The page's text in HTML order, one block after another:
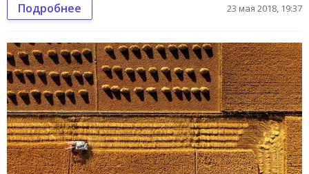
Подробнее 23 мая 2018, 19:37